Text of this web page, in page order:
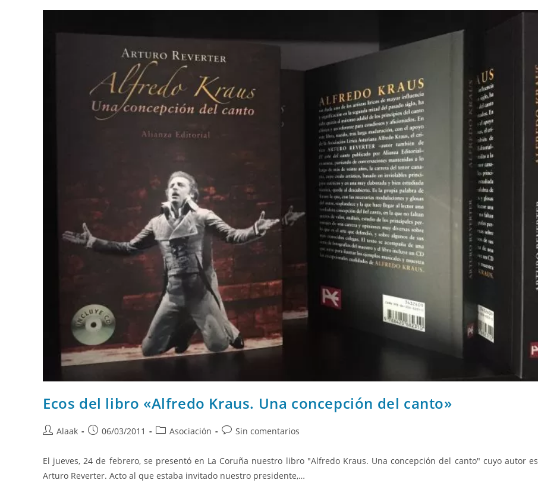
Ecos del libro «Alfredo Kraus. Una concepción del canto»
Alaak 06/03/2011 Asociación Sin comentarios
El jueves, 24 de febrero, se presentó en La Coruña nuestro libro "Alfredo Kraus. Una concepción del canto" cuyo autor es
Arturo Reverter. Acto al que estaba invitado nuestro presidente,…